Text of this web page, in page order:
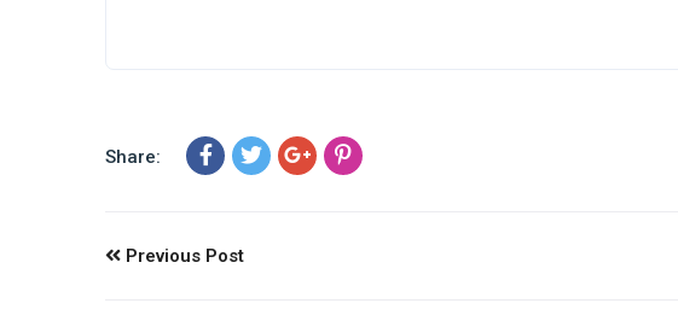
Share:
Previous Post